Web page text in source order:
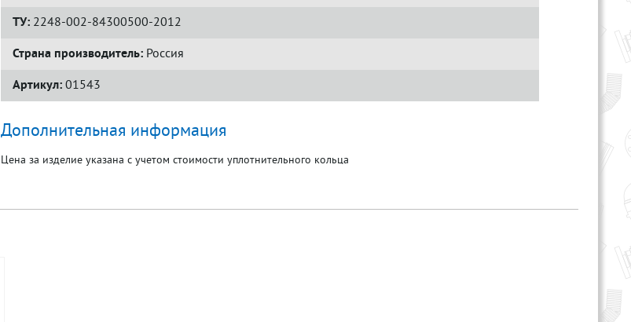
ТУ: 2248-002-84300500-2012
Страна производитель: Россия
Артикул: 01543
Дополнительная информация
Цена за изделие указана с учетом стоимости уплотнительного кольца